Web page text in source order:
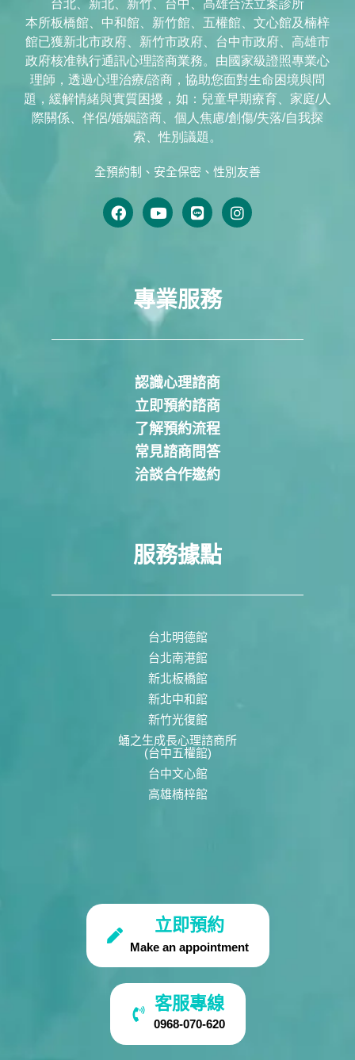
台北、新北、新竹、台中、高雄合法立案診所
本所板橋館、中和館、新竹館、五權館、文心館及楠梓
館已獲新北市政府、新竹市政府、台中市政府、高雄市
政府核准執行通訊心理諮商業務。由國家級證照專業心
理師，透過心理治療/諮商，協助您面對生命困境與問
題，緩解情緒與實質困擾，如：兒童早期療育、家庭/人
際關係、伴侶/婚姻諮商、個人焦慮/創傷/失落/自我探
索、性別議題。
全預約制、安全保密、性別友善
專業服務
認識心理諮商
立即預約諮商
了解預約流程
常見諮商問答
洽談合作邀約
服務據點
台北明德館
台北南港館
新北板橋館
新北中和館
新竹光復館
蛹之生成長心理諮商所
(台中五權館)
台中文心館
高雄楠梓館
立即預約
Make an appointment
客服專線
0968-070-620